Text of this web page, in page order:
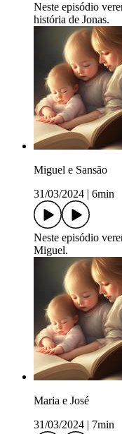
Neste episódio
história de Jonas.
Miguel e Sansão
31/03/2024
6min
Neste episódio
Miguel.
Maria e José
31/03/2024
7min